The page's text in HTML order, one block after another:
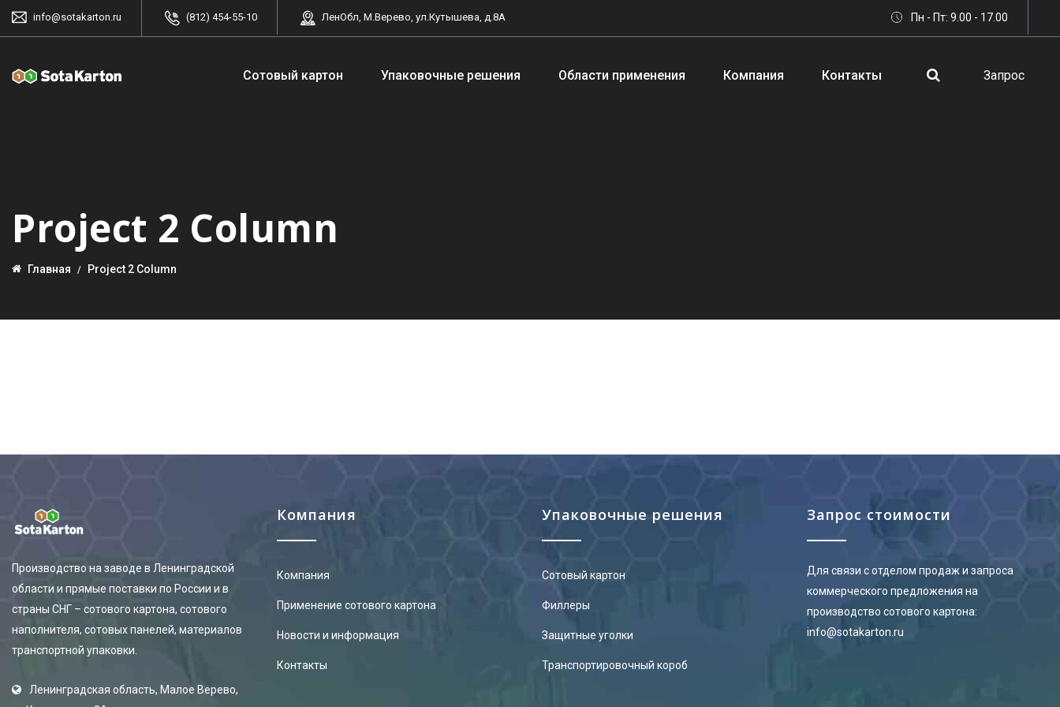
info@sotakarton.ru (812) 454-55-10 ЛенОбл, М.Верево, ул.Кутышева, д.8А Пн - Пт: 9.00 - 17.00
Сотовый картон Упаковочные решения Области применения Компания Контакты Запрос
Project 2 Column
Главная Project 2 Column
Производство на заводе в Ленинградской
области и прямые поставки по России и в
страны СНГ – сотового картона, сотового
наполнителя, сотовых панелей, материалов
транспортной упаковки.
Ленинградская область, Малое Верево,
Компания
Компания
Применение сотового картона
Новости и информация
Контакты
Упаковочные решения
Сотовый картон
Филлеры
Защитные уголки
Транспортировочный короб
Запрос стоимости
Для связи с отделом продаж и запроса
коммерческого предложения на
производство сотового картона:
info@sotakarton.ru